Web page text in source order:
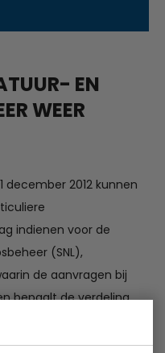
EN
WEER
december 2012 kunnen
indienen voor de
(SNL),
de aanvragen bij
bepaalt de verdeling
aanvragen konden
digitaal worden